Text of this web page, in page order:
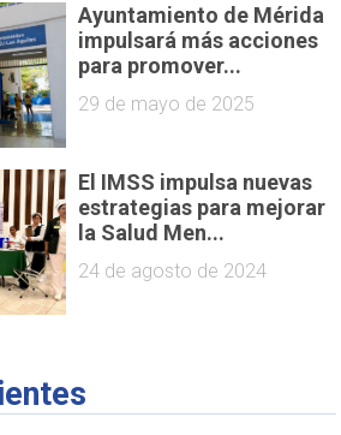
Ayuntamiento de Mérida
impulsará más acciones
para promover...
29 de mayo de 2025
El IMSS impulsa nuevas
estrategias para mejorar
la Salud Men...
24 de agosto de 2024